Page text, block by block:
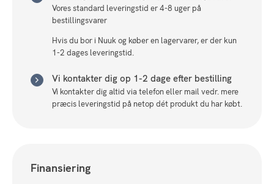
Vores standard leveringstid er 4-8 uger på
bestillingsvarer
Hvis du bor i Nuuk og køber en lagervarer, er der kun
1-2 dages leveringstid.
Vi kontakter dig op 1-2 dage efter bestilling
Vi kontakter dig altid via telefon eller mail vedr. mere
præcis leveringstid på netop dét produkt du har købt.
Finansiering